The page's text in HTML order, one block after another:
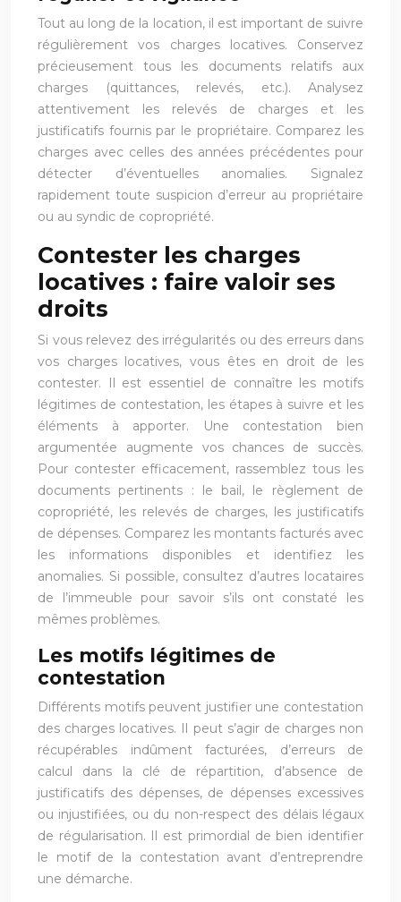
Tout au long de la location, il est important de suivre
régulièrement vos charges locatives. Conservez
précieusement tous les documents relatifs aux
charges (quittances, relevés, etc.). Analysez
attentivement les relevés de charges et les
justificatifs fournis par le propriétaire. Comparez les
charges avec celles des années précédentes pour
détecter d’éventuelles anomalies. Signalez
rapidement toute suspicion d’erreur au propriétaire
ou au syndic de copropriété.
Contester les charges
locatives : faire valoir ses
droits
Si vous relevez des irrégularités ou des erreurs dans
vos charges locatives, vous êtes en droit de les
contester. Il est essentiel de connaître les motifs
légitimes de contestation, les étapes à suivre et les
éléments à apporter. Une contestation bien
argumentée augmente vos chances de succès.
Pour contester efficacement, rassemblez tous les
documents pertinents : le bail, le règlement de
copropriété, les relevés de charges, les justificatifs
de dépenses. Comparez les montants facturés avec
les informations disponibles et identifiez les
anomalies. Si possible, consultez d’autres locataires
de l’immeuble pour savoir s’ils ont constaté les
mêmes problèmes.
Les motifs légitimes de
contestation
Différents motifs peuvent justifier une contestation
des charges locatives. Il peut s’agir de charges non
récupérables indûment facturées, d’erreurs de
calcul dans la clé de répartition, d’absence de
justificatifs des dépenses, de dépenses excessives
ou injustifiées, ou du non-respect des délais légaux
de régularisation. Il est primordial de bien identifier
le motif de la contestation avant d’entreprendre
une démarche.